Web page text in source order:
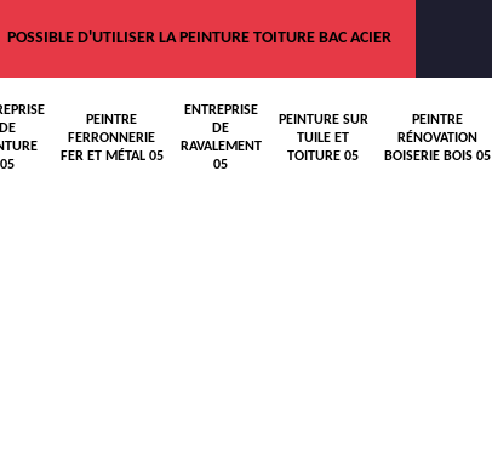
POSSIBLE D'UTILISER LA PEINTURE TOITURE BAC ACIER
DE
05
PEINTRE
FERRONNERIE
FER ET MÉTAL 05
ENTREPRISE
DE
RAVALEMENT
05
PEINTURE SUR
TUILE ET
TOITURE 05
PEINTRE
RÉNOVATION
BOISERIE BOIS 05